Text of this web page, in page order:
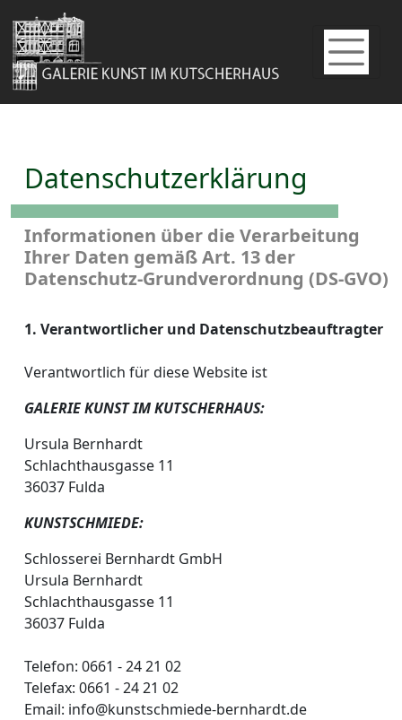
Datenschutzerklärung
Informationen über die Verarbeitung
Ihrer Daten gemäß Art. 13 der
Datenschutz-Grundverordnung (DS-GVO)
1. Verantwortlicher und Datenschutzbeauftragter
Verantwortlich für diese Website ist
GALERIE KUNST IM KUTSCHERHAUS:
Ursula Bernhardt
Schlachthausgasse 11
36037 Fulda
KUNSTSCHMIEDE:
Schlosserei Bernhardt GmbH
Ursula Bernhardt
Schlachthausgasse 11
36037 Fulda
Telefon: 0661 - 24 21 02
Telefax: 0661 - 24 21 02
Email: info@kunstschmiede-bernhardt.de